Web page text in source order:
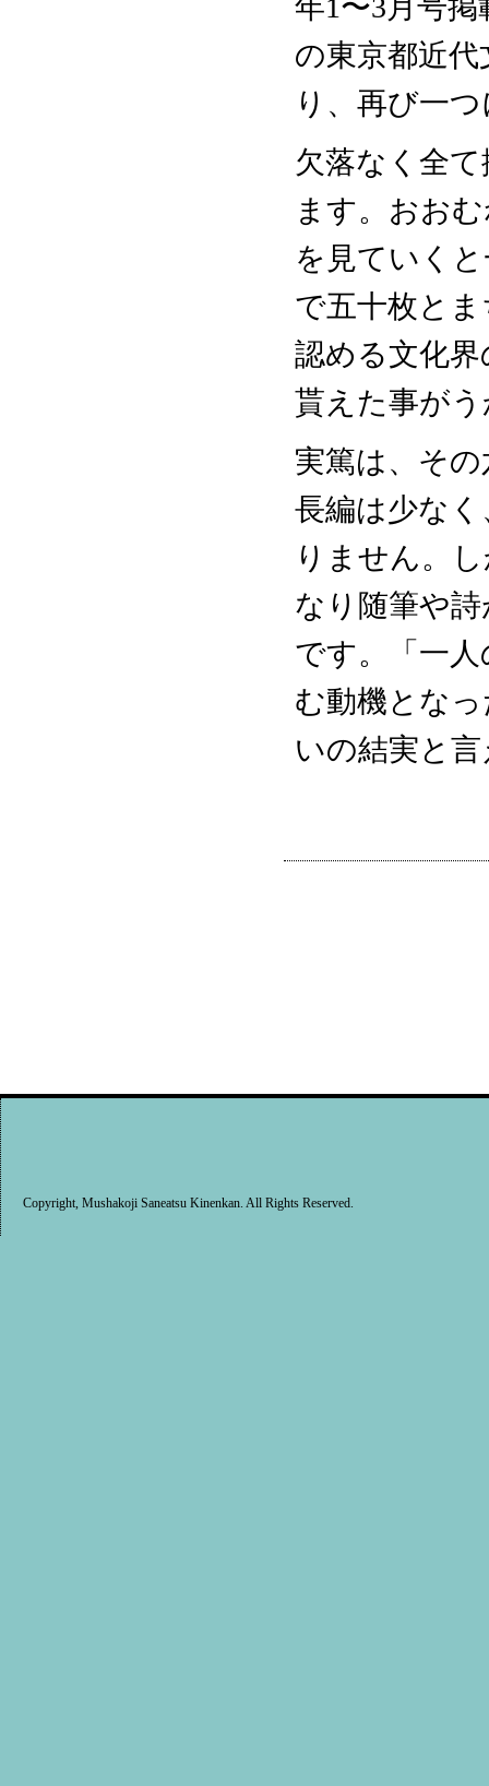
年1〜3月号
の東京都近
り、再び一
欠落なく全
ます。おお
を見ていく
で五十枚と
認める文化
貰えた事が
実篤は、そ
長編は少な
りません。
なり随筆や
です。「一
む動機とな
いの結実と
Copyright, Mushakoji Saneatsu Kinenkan. All Rights Reserved.